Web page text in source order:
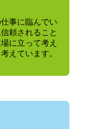
事に臨んでい
頼されること
に立って考え
えています。